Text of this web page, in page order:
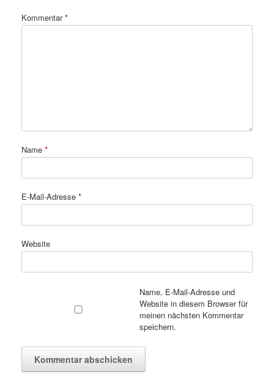
Kommentar*
Name *
E-Mail-Adresse *
Website
Name, E-Mail-Adresse und
Website in diesem Browser für
meinen nächsten Kommentar
speichern.